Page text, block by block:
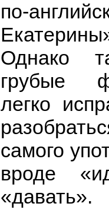
по-
Однако
грубые
легко
самого
вроде
«давать».